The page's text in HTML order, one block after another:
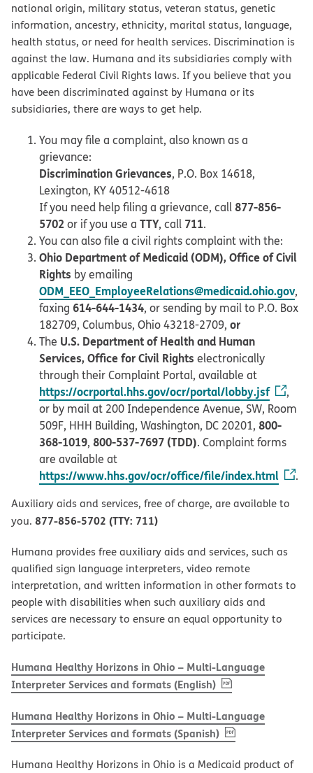
national origin, military status, veteran status, genetic
information, ancestry, ethnicity, marital status, language,
health status, or need for health services. Discrimination is
against the law. Humana and its subsidiaries comply with
applicable Federal Civil Rights laws. If you believe that you
have been discriminated against by Humana or its
subsidiaries, there are ways to get help.
You may file a complaint, also known as a
grievance:
Discrimination Grievances, P.O. Box 14618,
Lexington, KY 40512-4618
If you need help filing a grievance, call877-856-
5702 or if you use a TTY, call 711.
You can also file a civil rights complaint with the:
Ohio Department of Medicaid (ODM), Office of Civil
Rights by emailing
ODM_EEO_EmployeeRelations@medicaid.ohio.gov,
faxing 614-644-1434, or sending by mail to P.O. Box
182709, Columbus, Ohio 43218-2709, or
The U.S. Department of Health and Human
Services, Office for Civil Rights electronically
through their Complaint Portal, available at
https://ocrportal.hhs.gov/ocr/portal/lobby.jsf
,
or by mail at 200 Independence Avenue, SW, Room
509F, HHH Building, Washington, DC 20201, 800-
368-1019, 800-537-7697 (TDD). Complaint forms
are available at
https://www.hhs.gov/ocr/office/file/index.html .
Auxiliary aids and services, free of charge, are available to
you. 877-856-5702 (TTY: 711)
Humana provides free auxiliary aids and services, such as
qualified sign language interpreters, video remote
interpretation, and written information in other formats to
people with disabilities when such auxiliary aids and
services are necessary to ensure an equal opportunity to
participate.
Humana Healthy Horizons in Ohio – Multi-Language
Interpreter Services and formats (English), PDF(opens in new
Humana Healthy Horizons in Ohio – Multi-Language
Interpreter Services and formats (Spanish), PDF(opens in new
Humana Healthy Horizons in Ohio is a Medicaid product of